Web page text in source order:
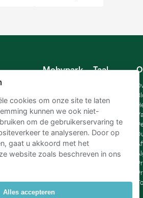
Mobypark
Taal
Spaans
Frankrijk
Italiaans
Nederlands
cookies om onze site te laten
kunnen we ook niet-
om de gebruikerservaring te
te analyseren. Door op
gaat u akkoord met het
website zoals beschreven in ons
Alles accepteren